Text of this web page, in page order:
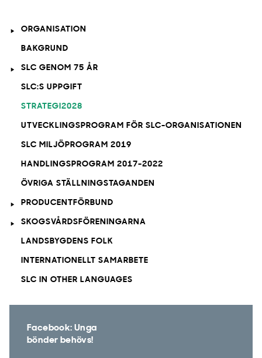
ORGANISATION
BAKGRUND
SLC GENOM 75 ÅR
SLC:S UPPGIFT
STRATEGI2028
UTVECKLINGSPROGRAM FÖR SLC-ORGANISATIONEN
SLC MILJÖPROGRAM 2019
HANDLINGSPROGRAM 2017-2022
ÖVRIGA STÄLLNINGSTAGANDEN
PRODUCENTFÖRBUND
SKOGSVÅRDSFÖRENINGARNA
LANDSBYGDENS FOLK
INTERNATIONELLT SAMARBETE
SLC IN OTHER LANGUAGES
Facebook: Unga
bönder behövs!